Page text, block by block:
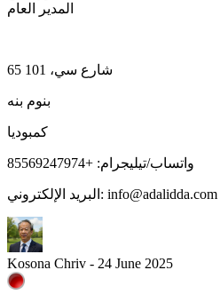
المدير العام
65 شارع سي، 101
بنوم بنه
كمبوديا
واتساب/تيليجرام: +85569247974
البريد الإلكتروني: info@adalidda.com
Kosona Chriv - 24 June 2025